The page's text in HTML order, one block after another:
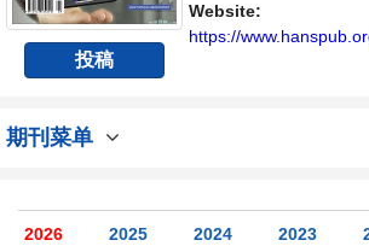
投稿
内不同方向问题与发展
Website:
https://
期刊菜单
2026 2025 2024 2023